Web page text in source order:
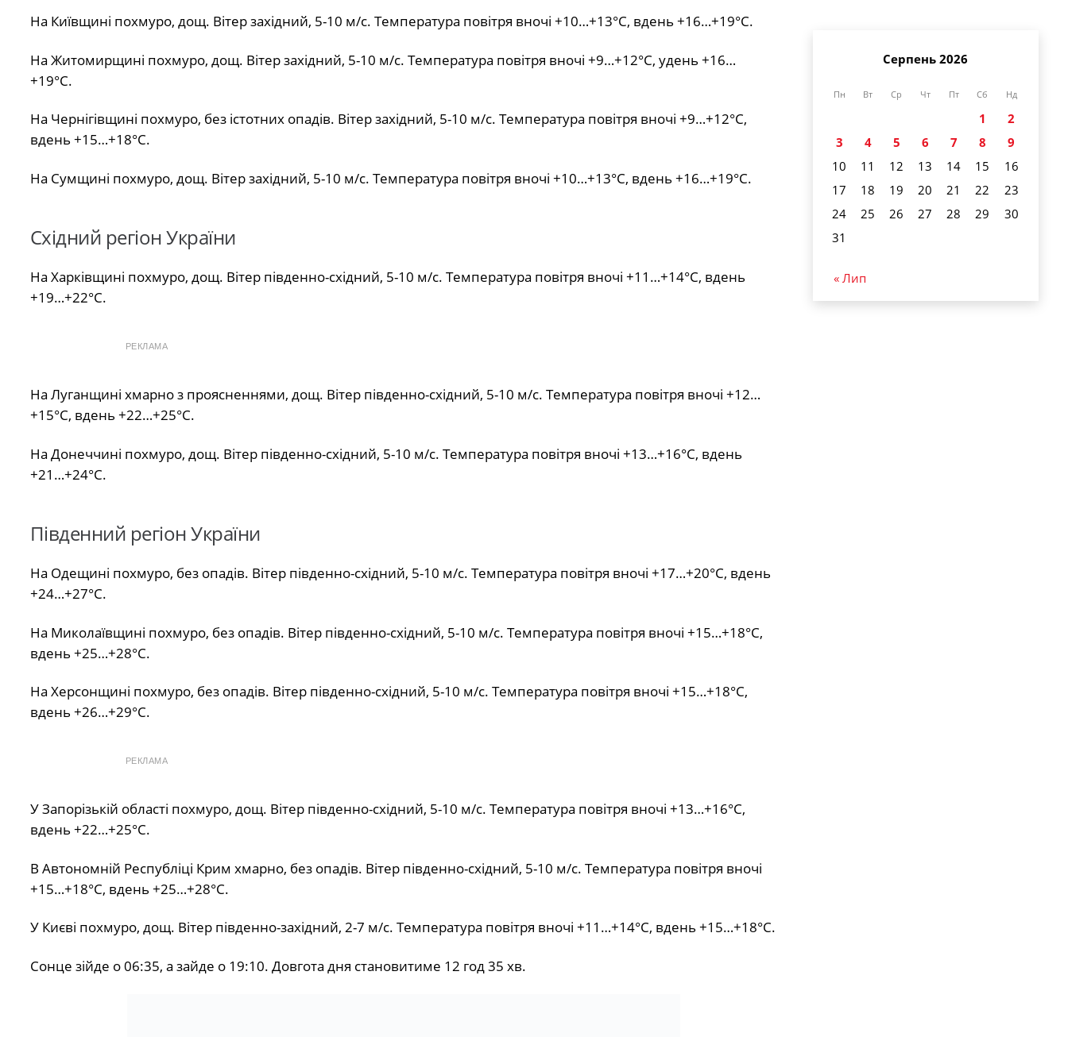
На Київщині похмуро, дощ. Вітер західний, 5-10 м/с. Температура повітря вночі +10…+13°С, вдень +16…+19°С.
На Житомирщині похмуро, дощ. Вітер західний, 5-10 м/с. Температура повітря вночі +9…+12°С, удень +16…
+19°С.
На Чернігівщині похмуро, без істотних опадів. Вітер західний, 5-10 м/с. Температура повітря вночі +9…+12°С,
вдень +15…+18°С.
На Сумщині похмуро, дощ. Вітер західний, 5-10 м/с. Температура повітря вночі +10…+13°С, вдень +16…+19°С.
Східний регіон України
На Харківщині похмуро, дощ. Вітер південно-східний, 5-10 м/с. Температура повітря вночі +11…+14°С, вдень
+19…+22°С.
РЕКЛАМА
На Луганщині хмарно з проясненнями, дощ. Вітер південно-східний, 5-10 м/с. Температура повітря вночі +12…
+15°С, вдень +22…+25°С.
На Донеччині похмуро, дощ. Вітер південно-східний, 5-10 м/с. Температура повітря вночі +13…+16°С, вдень
+21…+24°С.
Південний регіон України
На Одещині похмуро, без опадів. Вітер південно-східний, 5-10 м/с. Температура повітря вночі +17…+20°С, вдень
+24…+27°С.
На Миколаївщині похмуро, без опадів. Вітер південно-східний, 5-10 м/с. Температура повітря вночі +15…+18°С,
вдень +25…+28°С.
На Херсонщині похмуро, без опадів. Вітер південно-східний, 5-10 м/с. Температура повітря вночі +15…+18°С,
вдень +26…+29°С.
РЕКЛАМА
У Запорізькій області похмуро, дощ. Вітер південно-східний, 5-10 м/с. Температура повітря вночі +13…+16°С,
вдень +22…+25°С.
В Автономній Республіці Крим хмарно, без опадів. Вітер південно-східний, 5-10 м/с. Температура повітря вночі
+15…+18°С, вдень +25…+28°С.
У Києві похмуро, дощ. Вітер південно-західний, 2-7 м/с. Температура повітря вночі +11…+14°С, вдень +15…+18°С.
Сонце зійде о 06:35, а зайде о 19:10. Довгота дня становитиме 12 год 35 хв.
Серпень 2026
Пн Вт Ср Чт Пт Сб Нд
1
2
3
4 5 6 7 8
9
10
11 12 13 14 15
16
17
18 19 20 21 22
23
24
25 26 27 28 29
30
31
« Лип